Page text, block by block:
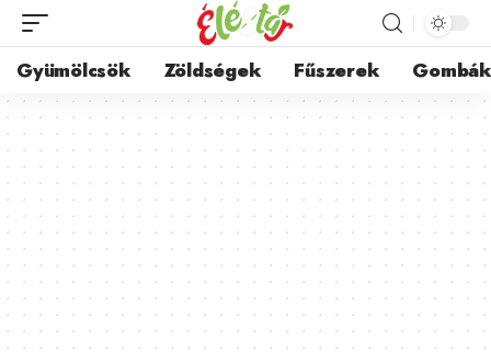
Gyümölcsök Zöldségek Fűszerek Gombák